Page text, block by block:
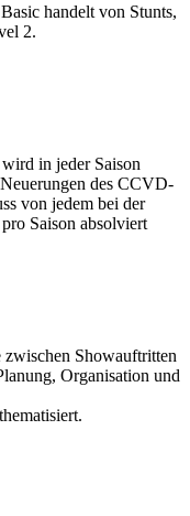
handelt von Stunts,
2.
in jeder Saison
des CCVD-
von jedem bei der
Saison absolviert
Showauftritten
Organisation und